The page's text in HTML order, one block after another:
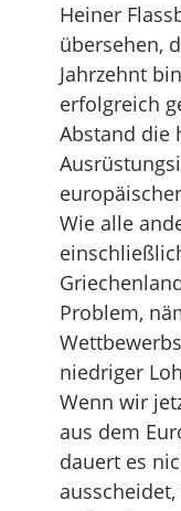
Heiner
übersehen,
Jahrzehnt
erfolgreich
Abstand die
Wie alle
Problem,
niedriger
Wenn wir
aus dem
dauert es